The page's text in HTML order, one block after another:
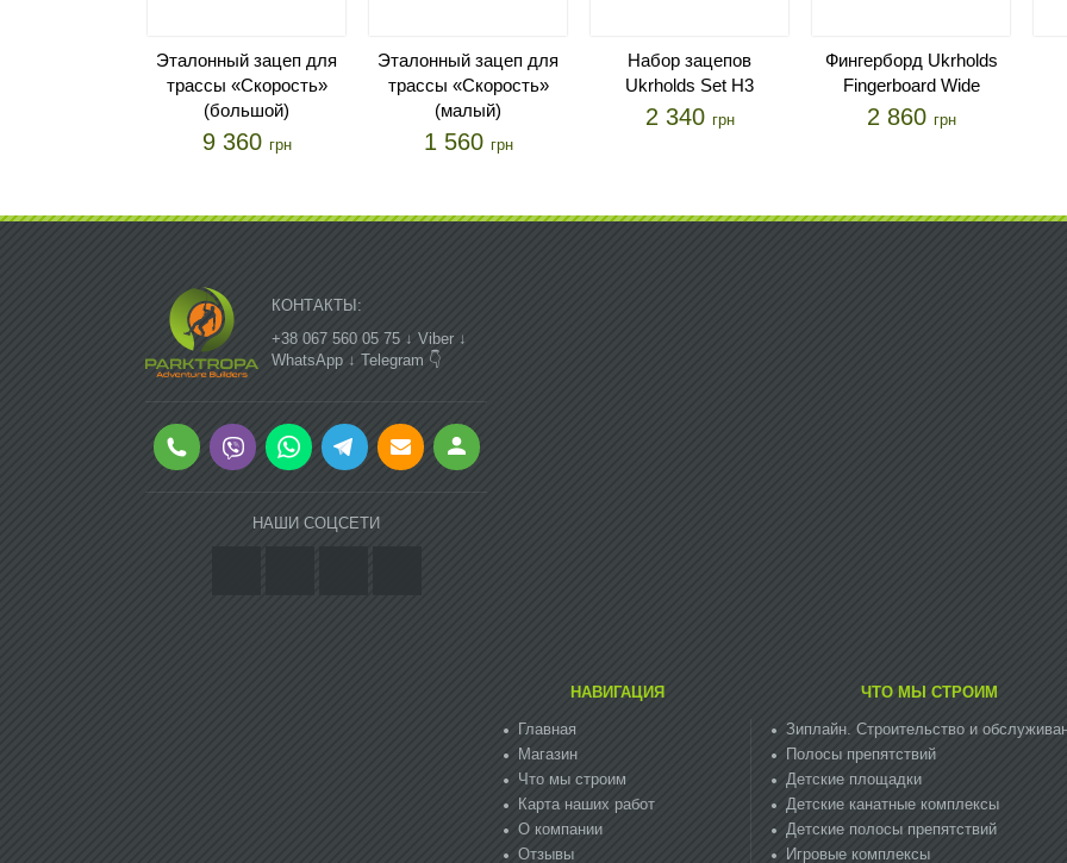
Эталонный зацеп для
трассы «Скорость»
(большой)
9 360 грн
Эталонный зацеп для
трассы «Скорость»
(малый)
1 560 грн
Набор зацепов
Ukrholds Set H3
2 340 грн
Фингерборд Ukrholds
Fingerboard Wide
2 860 грн
КОНТАКТЫ:
+38 067 560 05 75 ↓ Viber ↓
WhatsApp ↓ Telegram 👇
НАШИ СОЦСЕТИ
НАВИГАЦИЯ
Главная
Магазин
Что мы строим
Карта наших работ
О компании
Отзывы
ЧТО МЫ СТРОИМ
Зиплайн. Cтроительство и
Полосы препятствий
Детские площадки
Детские канатные комплексы
Детские полосы препятствий
Игровые комплексы